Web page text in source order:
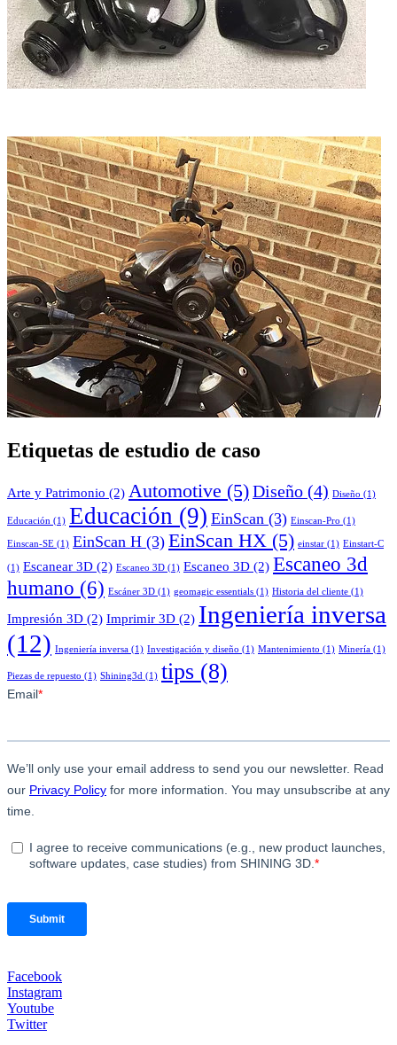
Etiquetas de estudio de caso
Arte y Patrimonio (2) Automotive (5)Diseño (4) Diseño (1)
Educación (1) Educación (9) EinScan (3) Einscan-Pro (1)
Einscan-SE (1) EinScan H (3) EinScan HX (5) einstar (1) Einstart-C
(1) Escanear 3D (2) Escaneo 3D (1) Escaneo 3D (2) Escaneo 3d
humano (6) Escáner 3D (1) geomagic essentials (1) Historia del cliente (1)
Impresión 3D (2) Imprimir 3D (2) Ingeniería inversa
(12) Ingeniería inversa (1) Investigación y diseño (1) Mantenimiento (1) Minería (1)
Piezas de repuesto (1) Shining3d (1) tips (8)
Facebook
Instagram
Youtube
Twitter